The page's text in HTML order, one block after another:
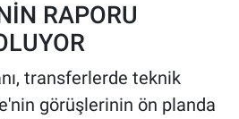
RAPORU
transferlerde teknik
görüşlerinin ön planda